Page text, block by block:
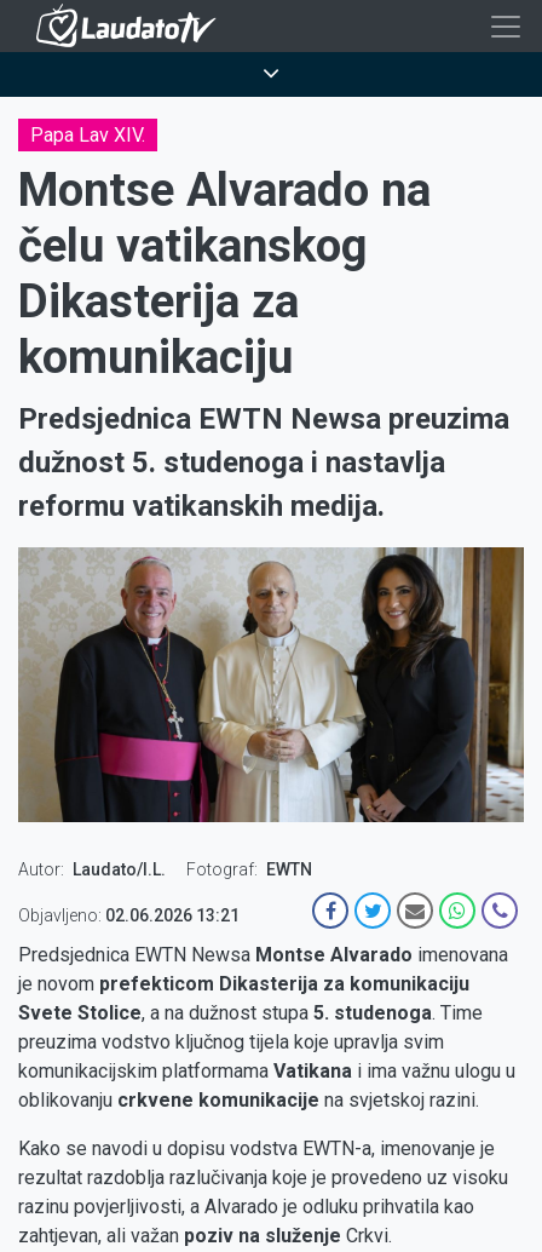
Skoči
sadržaj
Papa Lav XIV.
Montse Alvarado na
čelu vatikanskog
Dikasterija za
komunikaciju
Predsjednica EWTN Newsa preuzima
dužnost 5. studenoga i nastavlja
reformu vatikanskih medija.
Autor Laudato/I.L. Fotograf EWTN
Objavljeno: 02.06.2026 13:21
Predsjednica EWTN Newsa Montse Alvarado imenovana
je novom prefekticom Dikasterija za komunikaciju
Svete Stolice, a na dužnost stupa 5. studenoga. Time
preuzima vodstvo ključnog tijela koje upravlja svim
komunikacijskim platformama Vatikana i ima važnu ulogu u
oblikovanju crkvene komunikacije na svjetskoj razini.
Kako se navodi u dopisu vodstva EWTN-a, imenovanje je
rezultat razdoblja razlučivanja koje je provedeno uz visoku
razinu povjerljivosti, a Alvarado je odluku prihvatila kao
zahtjevan, ali važan poziv na služenje Crkvi.